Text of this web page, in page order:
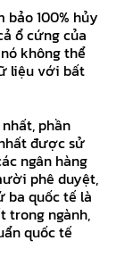
100% hủy
ổ cứng của
không thể
liệu với bất
phần
được sử
ngân hàng
phê duyệt,
ba quốc tế là
trong ngành,
quốc tế